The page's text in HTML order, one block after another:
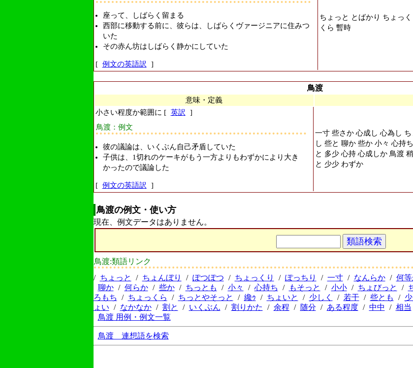
座って、しばらく留まる
西部に移動する前に、彼らは、しばらくヴァージニアに住みつ
いた
その赤ん坊はしばらく静かにしていた
[ 例文の英語訳 ]
ちょっと とばかり ちょっ
くら 暫時
鳥渡
意味・定義
小さい程度か範囲に [ 英訳
]
鳥渡：例文
彼の議論は、いくぶん自己矛盾していた
子供は、1切れのケーキがもう一方よりもわずかにより大き
かったので議論した
[ 例文の英語訳 ]
一寸 些さか 心成し 心為し
し 些と 聊か 些か 小々 心持
と 多少 心持 心成しか 鳥渡
と 少少 わずか
鳥渡の例文・使い方
現在、例文データはありません。
鳥渡:類語リンク
/
ちょっと / ちょんぼり / ぽつぽつ / ちょっくり / ぽっちり / 一寸 / なんらか / 何
聊か / 何らか / 些か / ちっとも / 小々 / 心持ち / もそっと / 小小 / ちょびっと /
ろもち
/ ちょっくら / ちっとやそっと / 纔ｩ / ちょいと / 少しく / 若干 / 些とも /
ょい / なかなか / 割と / いくぶん / 割りかた / 余程 / 随分 / ある程度 / 中中 / 相当
鳥渡 用例・例文一覧
鳥渡 連想語を検索